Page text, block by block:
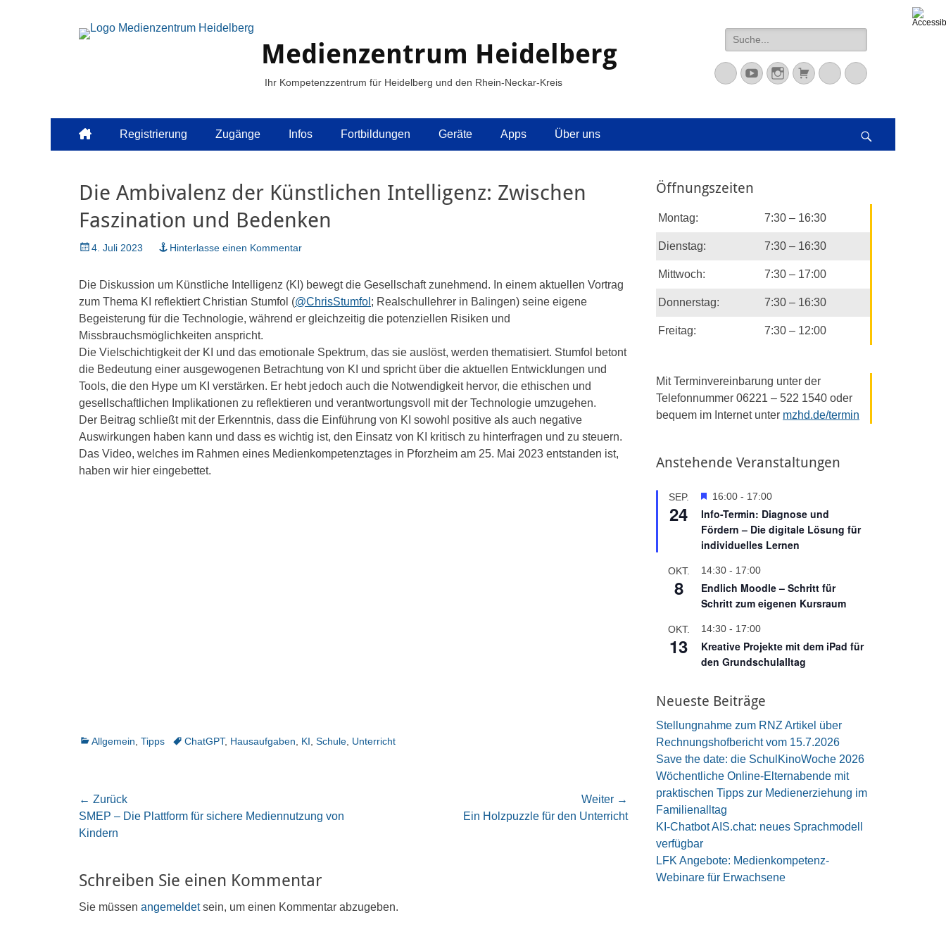
Medienzentrum Heidelberg
Ihr Kompetenzzentrum für Heidelberg und den Rhein-Neckar-Kreis
Suche
nach:
Mastodon
YouTubeInstagramWarenkorb
CloudPeertube
Primäres
Menü
Zum
Inhalt
Registrierung Zugänge Infos Fortbildungen Geräte Apps Über uns
Die Ambivalenz der Künstlichen Intelligenz: Zwischen
Faszination und Bedenken
Veröffentlicht
4. Juli 2023 Hinterlasse einen Kommentar
Die Diskussion um Künstliche Intelligenz (KI) bewegt die Gesellschaft zunehmend. In einem aktuellen Vortrag
zum Thema KI reflektiert Christian Stumfol (@ChrisStumfol ; Realschullehrer in Balingen) seine eigene
Begeisterung für die Technologie, während er gleichzeitig die potenziellen Risiken und
Missbrauchsmöglichkeiten anspricht.
Die Vielschichtigkeit der KI und das emotionale Spektrum, das sie auslöst, werden thematisiert. Stumfol betont
die Bedeutung einer ausgewogenen Betrachtung von KI und spricht über die aktuellen Entwicklungen und
Tools, die den Hype um KI verstärken. Er hebt jedoch auch die Notwendigkeit hervor, die ethischen und
gesellschaftlichen Implikationen zu reflektieren und verantwortungsvoll mit der Technologie umzugehen.
Der Beitrag schließt mit der Erkenntnis, dass die Einführung von KI sowohl positive als auch negative
Auswirkungen haben kann und dass es wichtig ist, den Einsatz von KI kritisch zu hinterfragen und zu steuern.
Das Video, welches im Rahmen eines Medienkompetenztages in Pforzheim am 25. Mai 2023 entstanden ist,
haben wir hier eingebettet.
Kategorien
Allgemein Tipps Schlagworte
ChatGPT, Hausaufgaben KI Schule Unterricht
Beitragsnavigation
← Zurück
Vorheriger
Beitrag:
SMEP – Die Plattform für sichere Mediennutzung von
Kindern
Weiter →
Ein Holzpuzzle für den Unterricht
Schreiben Sie einen Kommentar
Sie müssen angemeldetsein, um einen Kommentar abzugeben.
Öffnungszeiten
Montag: 7:30 – 16:30
Dienstag: 7:30 – 16:30
Mittwoch: 7:30 – 17:00
Donnerstag: 7:30 – 16:30
Freitag: 7:30 – 12:00
Mit Terminvereinbarung unter der
Telefonnummer 06221 – 522 1540 oder
bequem im Internet unter mzhd.de/termin
Anstehende Veranstaltungen
SEP.
24
H
e
v
o
g
e
h
b
e
16:00 - 17:00
Info-Termin: Diagnose und
Fördern – Die digitale Lösung für
individuelles Lernen
OKT.
8
14:30 - 17:00
Endlich Moodle – Schritt für
Schritt zum eigenen Kursraum
OKT.
13
14:30 - 17:00
Kreative Projekte mit dem iPad für
den Grundschulalltag
Neueste Beiträge
Stellungnahme zum RNZ Artikel über
Rechnungshofbericht vom 15.7.2026
Save the date: die SchulKinoWoche 2026
Wöchentliche Online-Elternabende mit
praktischen Tipps zur Medienerziehung im
Familienalltag
KI-Chatbot AIS.chat: neues Sprachmodell
verfügbar
LFK Angebote: Medienkompetenz-
Webinare für Erwachsene